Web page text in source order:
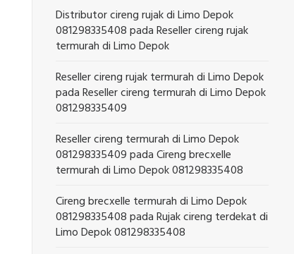
Distributor cireng rujak di Limo Depok
081298335408padaReseller cireng rujak
termurah di Limo Depok
Reseller cireng rujak termurah di Limo Depok
padaReseller cireng termurah di Limo Depok
081298335409
Reseller cireng termurah di Limo Depok
081298335409padaCireng brecxelle
termurah di Limo Depok 081298335408
Cireng brecxelle termurah di Limo Depok
081298335408padaRujak cireng terdekat di
Limo Depok 081298335408